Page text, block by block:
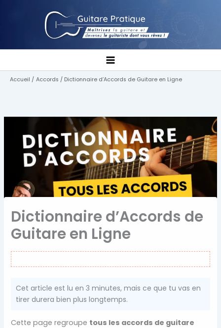
Accueil Accords Dictionnaire d’Accords de Guitare en Ligne
Dictionnaire d’Accords de
Guitare en Ligne
Cet article est lu en3 minutes, mais ce que tu vas en
tirer durera bien plus longtemps.
Cette page regroupe tous les accords de guitare